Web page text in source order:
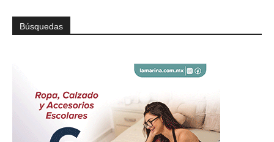
Búsquedas